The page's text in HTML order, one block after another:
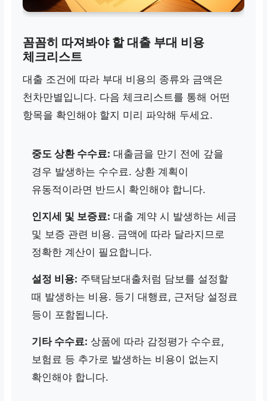
꼼꼼히 따져봐야 할 대출 부대 비용
체크리스트
대출 조건에 따라 부대 비용의 종류와 금액은
천차만별입니다. 다음 체크리스트를 통해 어떤
항목을 확인해야 할지 미리 파악해 두세요.
중도 상환 수수료: 대출금을 만기 전에 갚을
경우 발생하는 수수료. 상환 계획이
유동적이라면 반드시 확인해야 합니다.
인지세 및 보증료: 대출 계약 시 발생하는 세금
및 보증 관련 비용. 금액에 따라 달라지므로
정확한 계산이 필요합니다.
설정 비용: 주택담보대출처럼 담보를 설정할
때 발생하는 비용. 등기 대행료, 근저당 설정료
등이 포함됩니다.
기타 수수료: 상품에 따라 감정평가 수수료,
보험료 등 추가로 발생하는 비용이 없는지
확인해야 합니다.